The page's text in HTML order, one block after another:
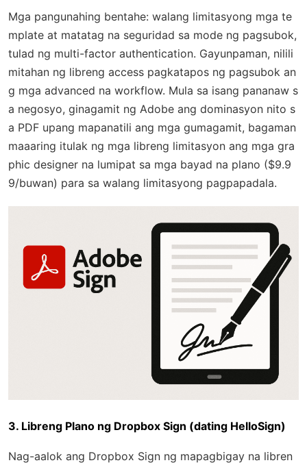
Mga pangunahing bentahe: walang limitasyong mga te
mplate at matatag na seguridad sa mode ng pagsubok,
tulad ng multi-factor authentication. Gayunpaman, nilili
mitahan ng libreng access pagkatapos ng pagsubok an
g mga advanced na workflow. Mula sa isang pananaw s
a negosyo, ginagamit ng Adobe ang dominasyon nito s
a PDF upang mapanatili ang mga gumagamit, bagaman
maaaring itulak ng mga libreng limitasyon ang mga gra
phic designer na lumipat sa mga bayad na plano ($9.9
9/buwan) para sa walang limitasyong pagpapadala.
3. Libreng Plano ng Dropbox Sign (dating HelloSign)
Nag-aalok ang Dropbox Sign ng mapagbigay na libren